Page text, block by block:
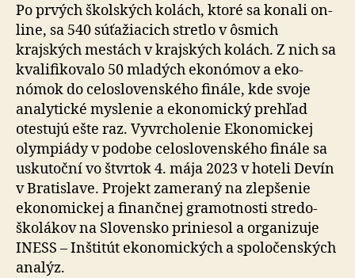
Po prvých školských kolách, ktoré sa ko­na­li on­
line, sa 540 súťažiacich stretlo v ôsmich
krajských mestách v krajských kolách. Z nich sa
kva­li­fi­ko­va­lo 50 mladých eko­nómov a eko­
nómok do celo­slo­venského finále, kde svoje
ana­ly­tické myslenie a eko­no­mický prehľad
otestujú ešte raz. Vyvrcho­lenie Eko­nomickej
olym­piády v podobe celo­slovenského finále sa
usku­toční vo štvrtok 4. mája 2023 v hoteli Devín
v Bratislave. Projekt zame­raný na zlep­šenie
eko­no­mickej a finančnej gramot­nosti stredo­
školákov na Slo­vensko pri­nie­sol a orga­ni­zuje
INESS – Inštitút eko­no­mických a spolo­čenských
analýz.